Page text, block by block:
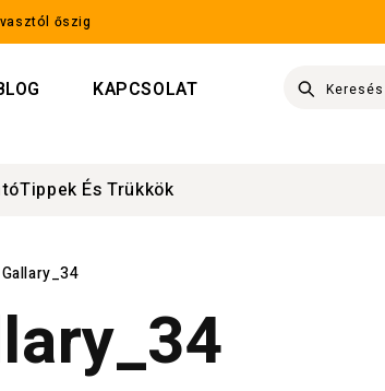
őszig
KAPCSOLAT Keresés
Tippek És Trükkök